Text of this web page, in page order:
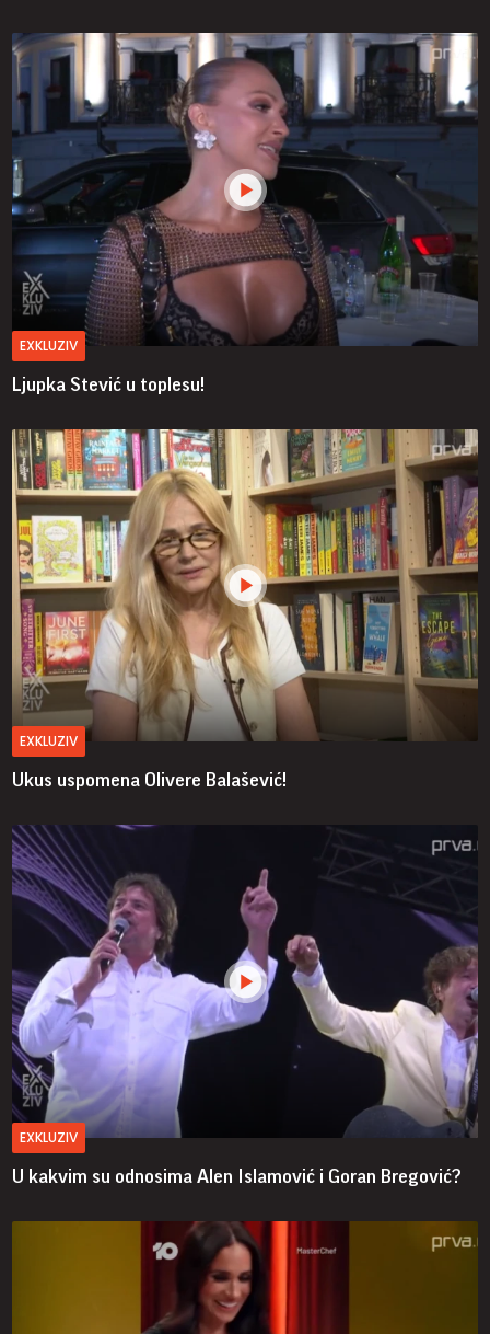
EXKLUZIV
Ljupka Stević u toplesu!
EXKLUZIV
Ukus uspomena Olivere Balašević!
EXKLUZIV
U kakvim su odnosima Alen Islamović i Goran Bregović?